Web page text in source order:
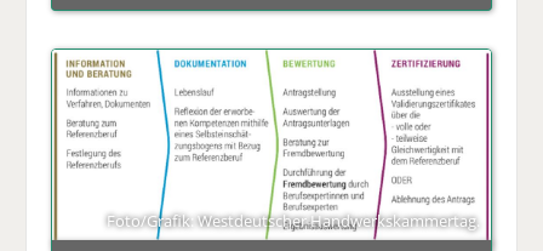
Foto/Grafik: Westdeutscher Handwerkskammertag.